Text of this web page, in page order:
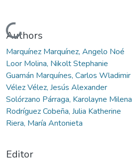
Cargando...
Authors
Marquínez Marquínez, Angelo Noé
Loor Molina, Nikolt Stephanie
Guamán Marquínes, Carlos Wladimir
Vélez Vélez, Jesús Alexander
Solórzano Párraga, Karolayne Milena
Rodríguez Cobeña, Julia Katherine
Riera, María Antonieta
Editor